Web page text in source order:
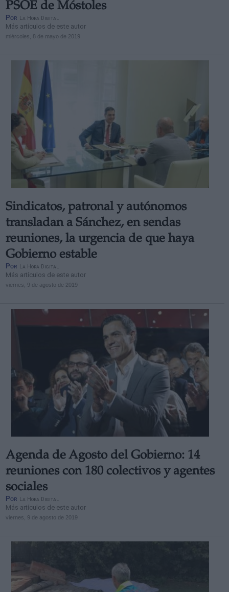
PSOE de Móstoles
Por La Hora Digital
Más artículos de este autor
miércoles, 8 de mayo de 2019
Sindicatos, patronal y autónomos
transladan a Sánchez, en sendas
reuniones, la urgencia de que haya
Gobierno estable
Por La Hora Digital
Más artículos de este autor
viernes, 9 de agosto de 2019
Agenda de Agosto del Gobierno: 14
reuniones con 180 colectivos y agentes
sociales
Por La Hora Digital
Más artículos de este autor
viernes, 9 de agosto de 2019